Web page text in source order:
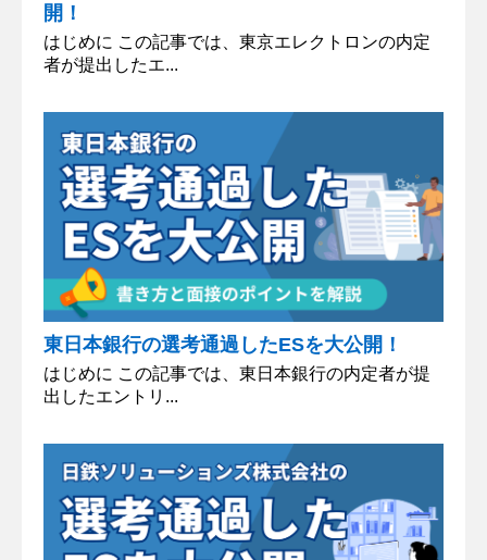
開！
はじめに この記事では、東京エレクトロンの内定
者が提出したエ...
東日本銀行の選考通過したESを大公開！
はじめに この記事では、東日本銀行の内定者が提
出したエントリ...